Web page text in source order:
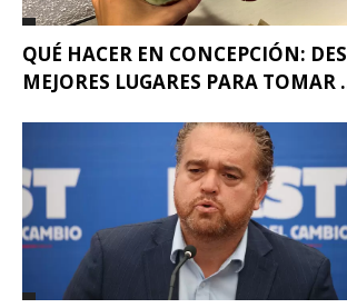
QUÉ HACER EN CONCEPCIÓN:
MEJORES LUGARES PARA TOMAR